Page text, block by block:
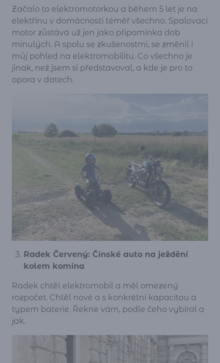
Začalo to elektromotorkou a během 5 let je na
elektřinu v domácnosti téměř všechno. Spalovací
motor zůstává už jen jako připomínka dob
minulých. A spolu se zkušenostmi, se změnil i
můj pohled na elektromobilitu. Co všechno je
jinak, než jsem si představoval, a kde je pro to
opora v datech.
Radek Červený: Čínské auto na ježdění
kolem komína
Radek chtěl elektromobil a měl omezený
rozpočet. Chtěl nové a s konkrétní kapacitou a
typem baterie. Řekne vám, podle čeho vybíral a
jak.